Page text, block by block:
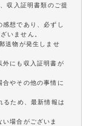
収入証明書類のご提
想であり、必ずし
いません。
送物が発生しませ
外にも収入証明書が
やその他の事情に
るため、最新情報は
場合がございま